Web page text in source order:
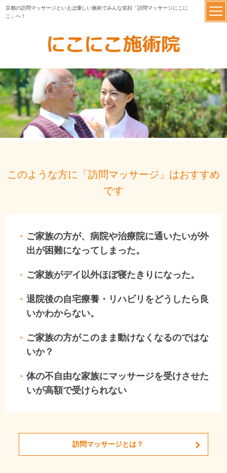
京都の訪問マッサージといえば優しい施術でみんな笑顔「訪問マッサージにこに
こ」へ！
このような方に「訪問マッサージ」はおすすめ
です
＞
ご家族の方が、病院や治療院に通いたいが外
出が困難になってしまった。
＞ ご家族がデイ以外ほぼ寝たきりになった。
＞
退院後の自宅療養・リハビリをどうしたら良
いかわからない。
＞
ご家族の方がこのまま動けなくなるのではな
いか？
＞
体の不自由な家族にマッサージを受けさせた
いが高額で受けられない
訪問マッサージとは？